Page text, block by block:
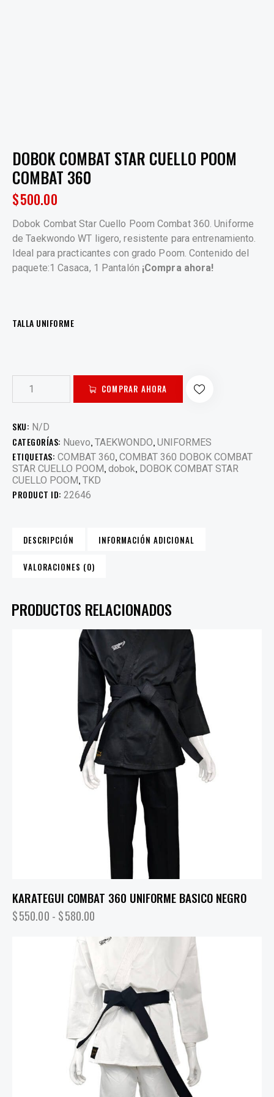
DOBOK COMBAT STAR CUELLO POOM
COMBAT 360
$500.00
Dobok Combat Star Cuello Poom Combat 360. Uniforme
de Taekwondo WT ligero, resistente para entrenamiento.
Ideal para practicantes con grado Poom. Contenido del
paquete:1 Casaca, 1 Pantalón ¡Compra ahora!
TALLA UNIFORME
COMPRAR AHORA
SKU: N/D
CATEGORÍAS: Nuevo, TAEKWONDO, UNIFORMES
ETIQUETAS: COMBAT 360, COMBAT 360 DOBOK COMBAT
STAR CUELLO POOM, dobok, DOBOK COMBAT STAR
CUELLO POOM, TKD
PRODUCT ID: 22646
DESCRIPCIÓN INFORMACIÓN ADICIONAL
VALORACIONES (0)
PRODUCTOS RELACIONADOS
KARATEGUI COMBAT 360 UNIFORME BASICO NEGRO
$550.00 - $580.00